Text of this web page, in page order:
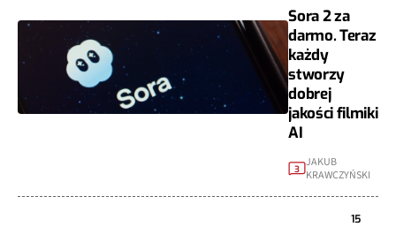
Sora 2 za
darmo. Teraz
każdy
stworzy
dobrej
jakości filmiki
AI
3 JAKUB
KRAWCZYŃSKI
15